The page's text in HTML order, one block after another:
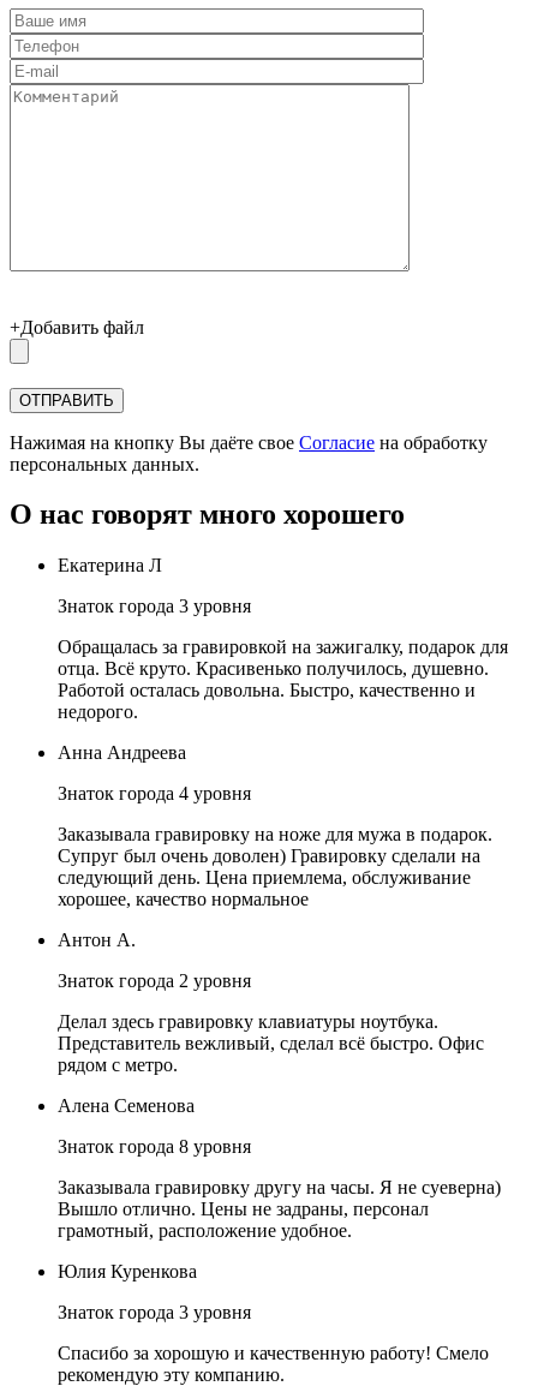
+Добавить файл
Нажимая на кнопку Вы даёте свое Согласие на обработку
персональных данных.
О нас говорят много хорошего
Екатерина Л
Знаток города 3 уровня
Обращалась за гравировкой на зажигалку, подарок для
отца. Всё круто. Красивенько получилось, душевно.
Работой осталась довольна. Быстро, качественно и
недорого.
Анна Андреева
Знаток города 4 уровня
Заказывала гравировку на ноже для мужа в подарок.
Супруг был очень доволен) Гравировку сделали на
следующий день. Цена приемлема, обслуживание
хорошее, качество нормальное
Антон А.
Знаток города 2 уровня
Делал здесь гравировку клавиатуры ноутбука.
Представитель вежливый, сделал всё быстро. Офис
рядом с метро.
Алена Семенова
Знаток города 8 уровня
Заказывала гравировку другу на часы. Я не суеверна)
Вышло отлично. Цены не задраны, персонал
грамотный, расположение удобное.
Юлия Куренкова
Знаток города 3 уровня
Спасибо за хорошую и качественную работу! Смело
рекомендую эту компанию.